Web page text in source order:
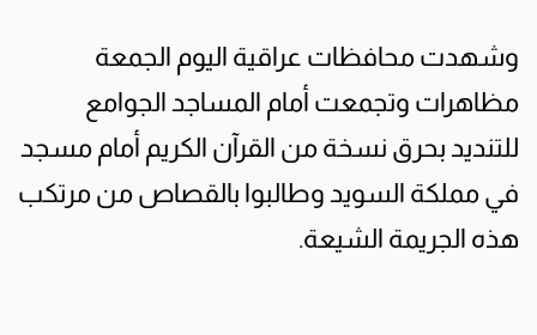
وشهدت محافظات عراقية اليوم الجمعة
مظاهرات وتجمعت أمام المساجد الجوامع
للتنديد بحرق نسخة من القرآن الكريم أمام مسجد
في مملكة السويد وطالبوا بالقصاص من مرتكب
هذه الجريمة الشيعة.